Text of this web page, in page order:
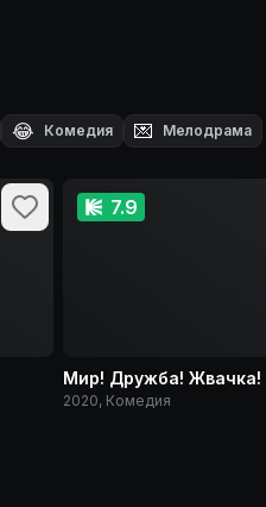
😂 Комедия 💌 Мелодрама
7.9
Мир! Дружба! Жвачка!
2020, Комедия